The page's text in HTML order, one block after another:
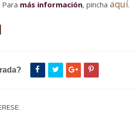
Para más información, pincha aquí.